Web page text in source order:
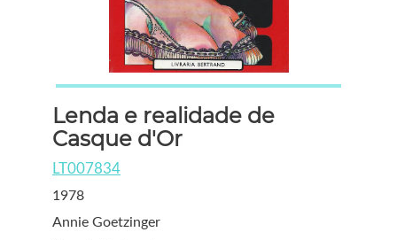
Lenda e realidade de
Casque d'Or
LT007834
1978
Annie Goetzinger